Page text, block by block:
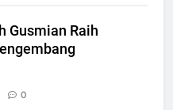
Gusmian Raih
0